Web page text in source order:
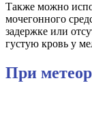
Также можно
мочегонного
задержке или
густую кровь у
При